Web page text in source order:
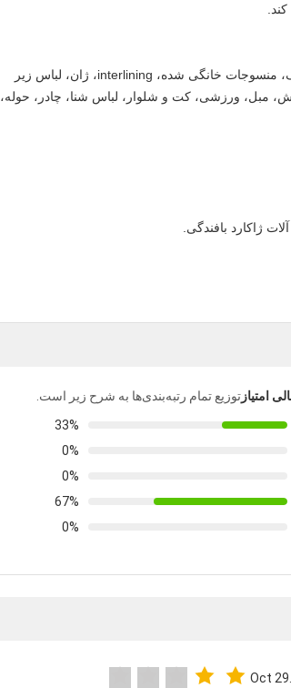
شرت، کیف، اسباب بازی ملافه، پارچه هوس، پوشش، پرده، لباس، پوشاک، منسوجات خانگی شده، interlining، ژان، لباس زیر
مبل، ورزشی، کت و شلوار، لباس شنا، چادر، حوله،
امتیاز توزیع تمام رتبه‌بندی‌ها به شرح زیر است.
33%
0%
0%
67%
0%
Oct